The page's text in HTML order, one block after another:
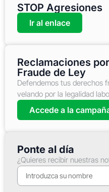
STOP Agresiones
Ir al enlace
Reclamaciones
Fraude de Ley
Defendemos tus derechos
velando por la legalidad
Accede a la
Ponte al día
¿Quieres recibir nuestras